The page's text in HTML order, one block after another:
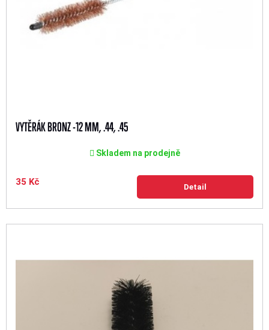
VYTĚRÁK BRONZ -12 MM, .44, .45
Skladem na prodejně
35 Kč Detail